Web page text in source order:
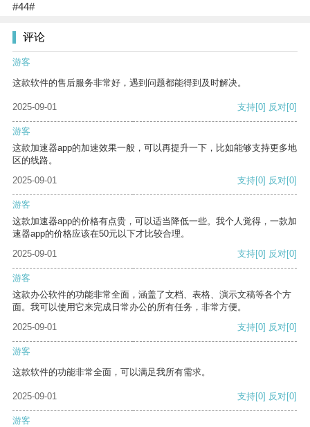
#44#
评论
游客
这款软件的售后服务非常好，遇到问题都能得到及时解决。
2025-09-01 支持[0] 反对[0]
游客
这款加速器app的加速效果一般，可以再提升一下，比如能够支持更多地
区的线路。
2025-09-01
支持[0] 反对[0]
游客
这款加速器app的价格有点贵，可以适当降低一些。我个人觉得，一款加
速器app的价格应该在50元以下才比较合理。
2025-09-01
支持[0] 反对[0]
游客
这款办公软件的功能非常全面，涵盖了文档、表格、演示文稿等各个方
面。我可以使用它来完成日常办公的所有任务，非常方便。
2025-09-01
支持[0] 反对[0]
游客
这款软件的功能非常全面，可以满足我所有需求。
2025-09-01 支持[0] 反对[0]
游客